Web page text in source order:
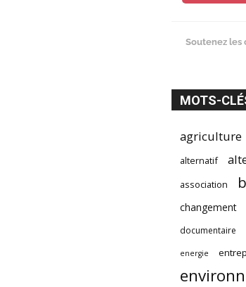
Soutenez les
MOTS-
agriculture
alternatif
association
changement
documentaire
energie